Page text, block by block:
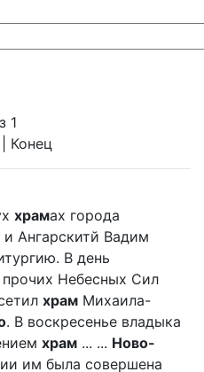
1
Конец
храмах города
и Ангарскитй Вадим
В день
Небесных Сил
храм Михаила-
. В воскресенье владыка
храм ... ... Ново-
им была совершена